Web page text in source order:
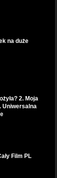
na duże
2. Moja
Uniwersalna
Film PL